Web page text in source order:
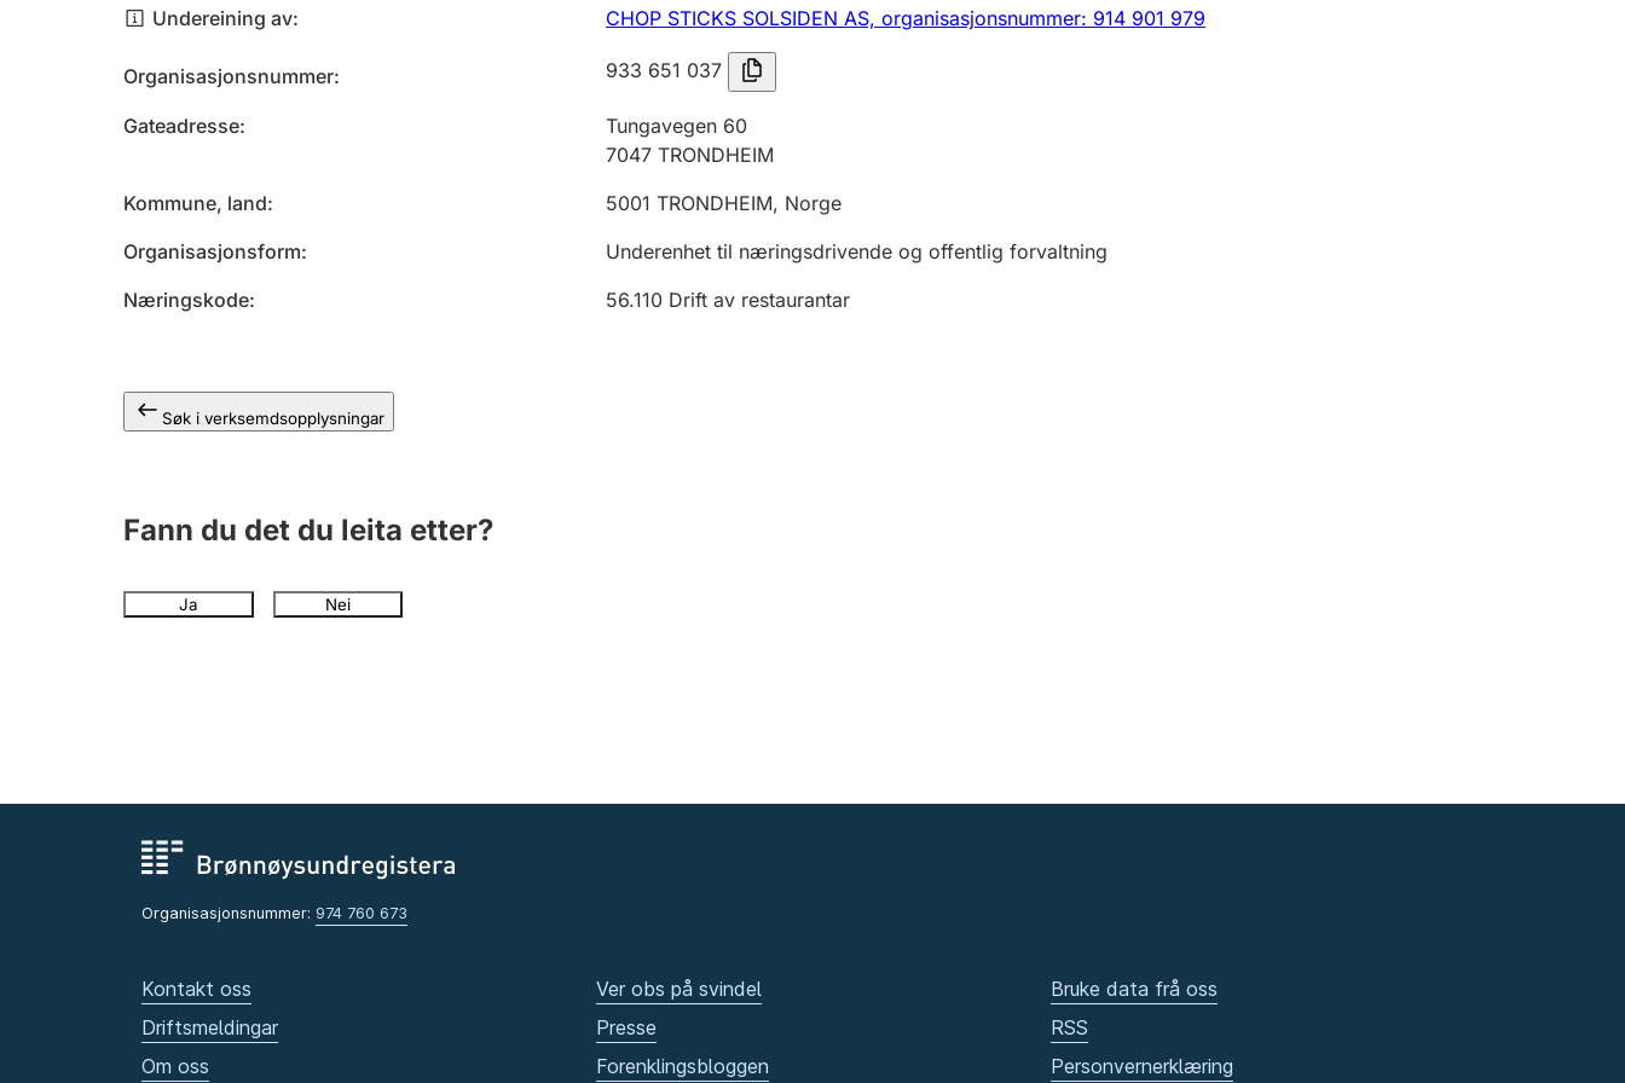
Undereining av CHOP STICKS SOLSIDEN AS, organisasjonsnummer: 914 901 979
Organisasjonsnummer 933 651 037
Gateadresse
Tungavegen 60
7047 TRONDHEIM
Kommune, land
5001 TRONDHEIM, Norge
Organisasjonsform
Underenhet til næringsdrivende og offentlig forvaltning
Næringskode
56.110 Drift av restaurantar
Søk i verksemdsopplysningar
Fann du det du leita etter?
Ja Nei
Organisasjonsnummer: 974 760 673
Kontakt oss
Driftsmeldingar
Om oss
Ver obs på svindel
Presse
Forenklingsbloggen
Bruke data frå oss
RSS
Personvernerklæring